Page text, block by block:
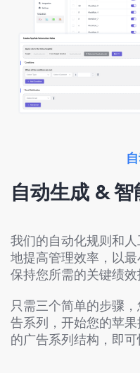
自动生成 &
我们的自动化规则和
地提高管理效率，以
保持您所需的关键绩效
只需三个简单的步骤
告系列，开始您的苹
的广告系列结构，即可